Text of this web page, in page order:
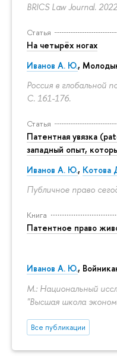
BRICS Law Journal.
Статья
На четырёх ногах
Иванов А. Ю.,
Россия в глобальной
С. 161-176.
Статья
Патентная увязка
западный опыт,
Иванов А. Ю., Котова
Публичное право
Книга
Патентное право
Иванов А. Ю.,
М.: Национальный
"Высшая школа
Все публикации